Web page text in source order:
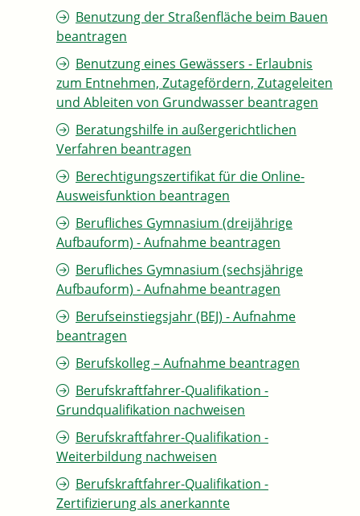
Benutzung der Straßenfläche beim Bauen
beantragen
Benutzung eines Gewässers - Erlaubnis
zum Entnehmen, Zutagefördern, Zutageleiten
und Ableiten von Grundwasser beantragen
Beratungshilfe in außergerichtlichen
Verfahren beantragen
Berechtigungszertifikat für die Online-
Ausweisfunktion beantragen
Berufliches Gymnasium (dreijährige
Aufbauform) - Aufnahme beantragen
Berufliches Gymnasium (sechsjährige
Aufbauform) - Aufnahme beantragen
Berufseinstiegsjahr (BEJ) - Aufnahme
beantragen
Berufskolleg – Aufnahme beantragen
Berufskraftfahrer-Qualifikation -
Grundqualifikation nachweisen
Berufskraftfahrer-Qualifikation -
Weiterbildung nachweisen
Berufskraftfahrer-Qualifikation -
Zertifizierung als anerkannte